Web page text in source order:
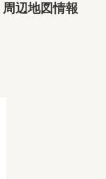
辺地図情報